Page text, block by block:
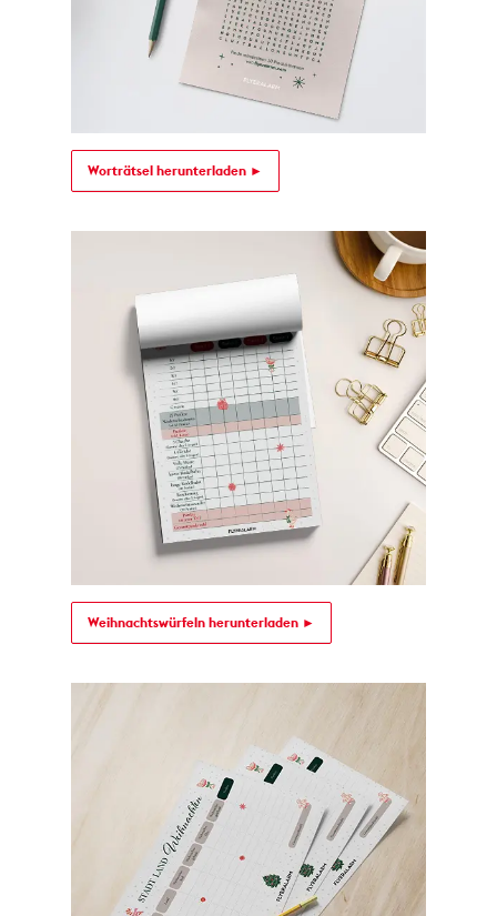
Worträtsel herunterladen ►
Weihnachtswürfeln herunterladen ►